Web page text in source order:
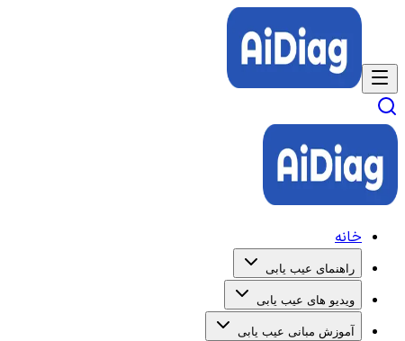
خانه
راهنمای عیب یابی
ویدیو های عیب یابی
آموزش مبانی عیب یابی